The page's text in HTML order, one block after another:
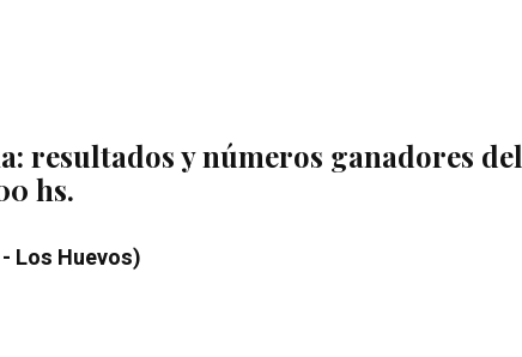
resultados y números ganadores del
hs.
Los Huevos)